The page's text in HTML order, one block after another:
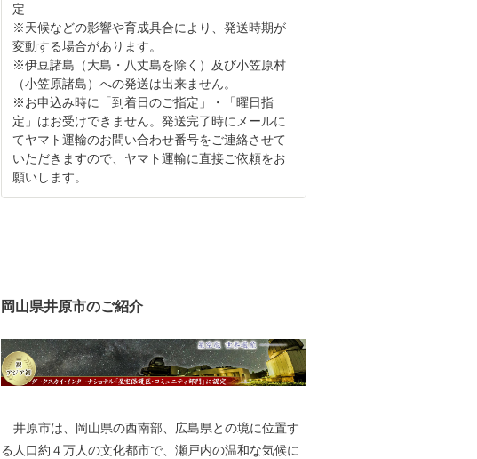
定
※天候などの影響や育成具合により、発送時期が
変動する場合があります。
※伊豆諸島（大島・八丈島を除く）及び小笠原村
（小笠原諸島）への発送は出来ません。
※お申込み時に「到着日のご指定」・「曜日指
定」はお受けできません。発送完了時にメールに
てヤマト運輸のお問い合わせ番号をご連絡させて
いただきますので、ヤマト運輸に直接ご依頼をお
願いします。
岡山県井原市のご紹介
井原市は、岡山県の西南部、広島県との境に位置す
る人口約４万人の文化都市で、瀬戸内の温和な気候に